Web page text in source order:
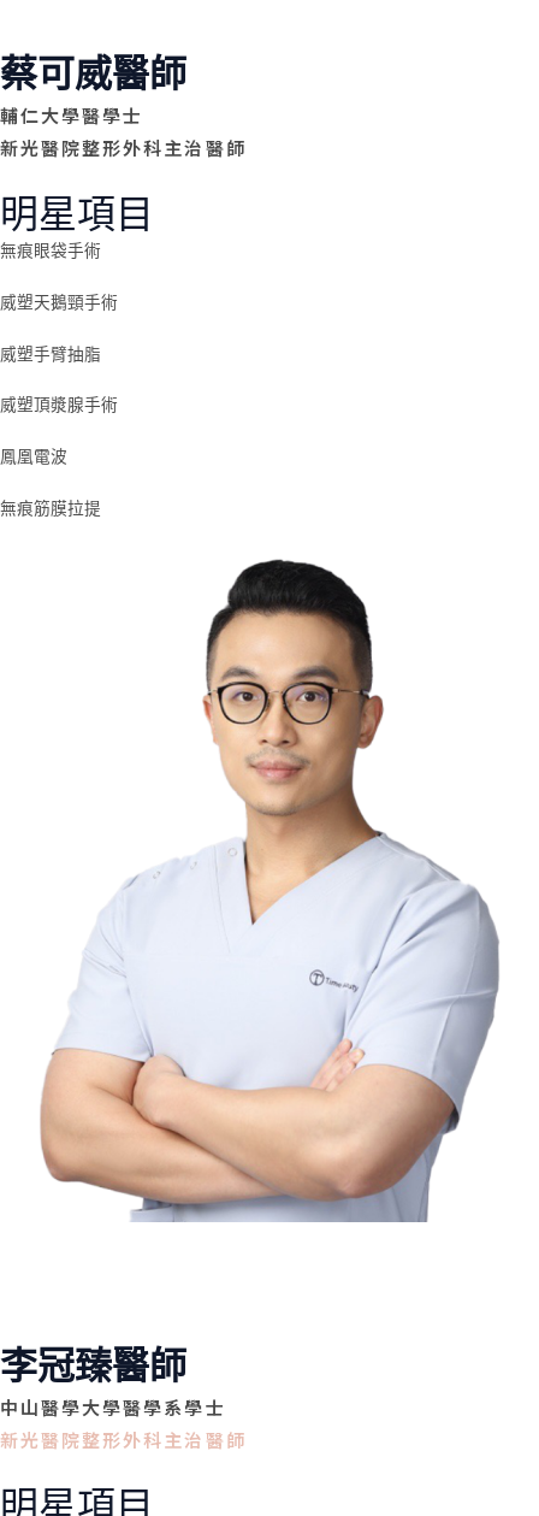
蔡可威醫師
輔仁大學醫學士
新光醫院整形外科主治醫師
明星項目
無痕眼袋手術
威塑天鵝頸手術
威塑手臂抽脂
威塑頂漿腺手術
鳳凰電波
無痕筋膜拉提
李冠臻醫師
中山醫學大學醫學系學士
新光醫院整形外科主治醫師